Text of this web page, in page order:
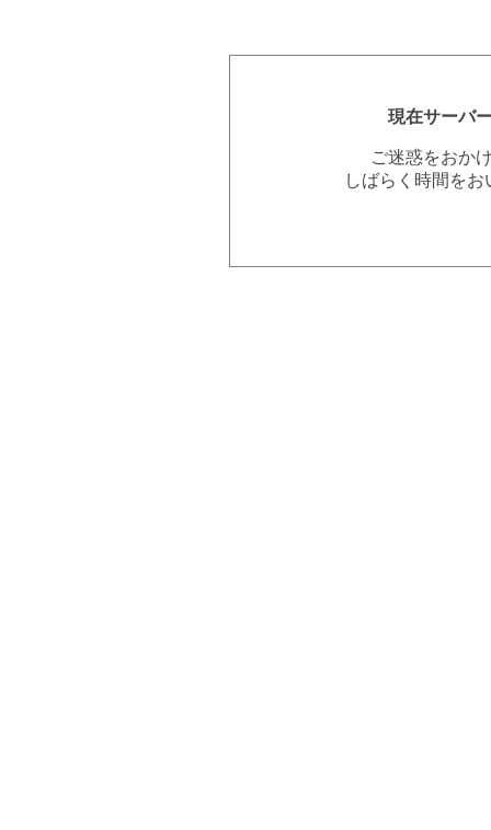
現在サーバ
ご迷惑をおか
しばらく時間を